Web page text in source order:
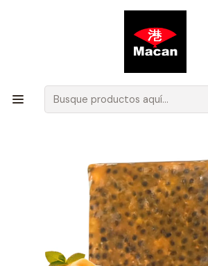
Atención de Lunes a Jueves de 08.00 a
Productos
Todos los